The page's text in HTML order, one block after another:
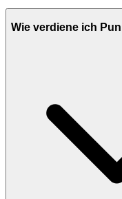
Wie verdiene ich